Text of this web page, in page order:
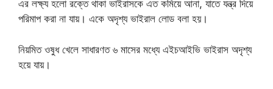
এর লক্ষ্য হলো রক্তে থাকা ভাইরাসকে এত কমিয়ে আনা, যাতে যন্ত্র দিয়ে
পরিমাপ করা না যায়। একে অদৃশ্য ভাইরাল লোড বলা হয়।
নিয়মিত ওষুধ খেলে সাধারণত ৬ মাসের মধ্যে এইচআইভি ভাইরাস অদৃশ্য
হয়ে যায়।